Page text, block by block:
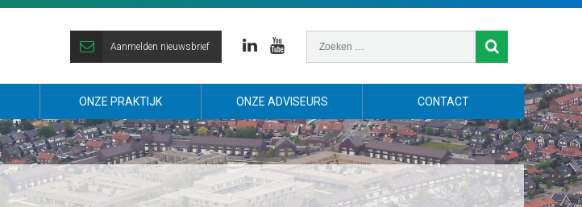
Aanmelden nieuwsbrief
ONZE PRAKTIJK ONZE ADVISEURS CONTACT